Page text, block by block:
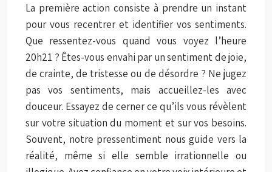
La première action consiste à prendre un instant
pour vous recentrer et identifier vos sentiments.
Que ressentez-vous quand vous voyez l’heure
20h21 ? Êtes-vous envahi par un sentiment de joie,
de crainte, de tristesse ou de désordre ? Ne jugez
pas vos sentiments, mais accueillez-les avec
douceur. Essayez de cerner ce qu’ils vous révèlent
sur votre situation du moment et sur vos besoins.
Souvent, notre pressentiment nous guide vers la
réalité, même si elle semble irrationnelle ou